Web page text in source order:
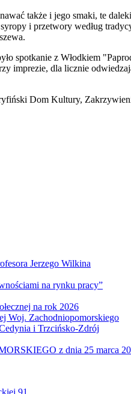
także i jego smaki, te
i przetwory według
spotkanie z Włodkiem
imprezie, dla licznie
Dom Kultury,
Jerzego Wilkina
na rynku pracy”
na rok 2026
Woj. Zachodniopomorskiego
i Trzcińsko-Zdrój
z dnia 25 marca